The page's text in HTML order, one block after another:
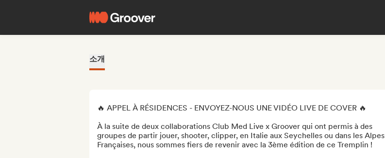
소개
🔥 APPEL À RÉSIDENCES - ENVOYEZ-NOUS UNE VIDÉO LIVE DE COVER 🔥
À la suite de deux collaborations Club Med Live x Groover qui ont permis à des
groupes de partir jouer, shooter, clipper, en Italie aux Seychelles ou dans les Alpes
Françaises, nous sommes fiers de revenir avec la 3ème édition de ce Tremplin !